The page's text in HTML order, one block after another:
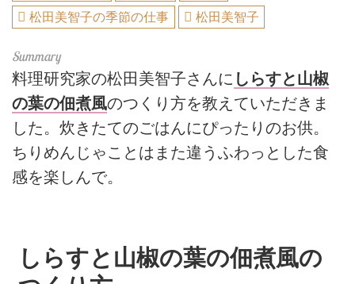
松田美智子の季節の仕事
松田美智子
料理研究家の松田美智子さんに しらすと山椒
の葉の佃煮風のつくり方を教えていただきま
した。炊きたてのごはんにぴったりのお供。
ちりめんじゃことはまた違うふわっとした食
感を楽しんで。
しらすと山椒の葉の佃煮風の